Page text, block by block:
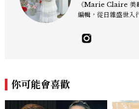
《Marie Claire 美
編輯，從日雜盛世入
研究，還有點天秤座
美感本能，更擅長把
你可能會喜歡